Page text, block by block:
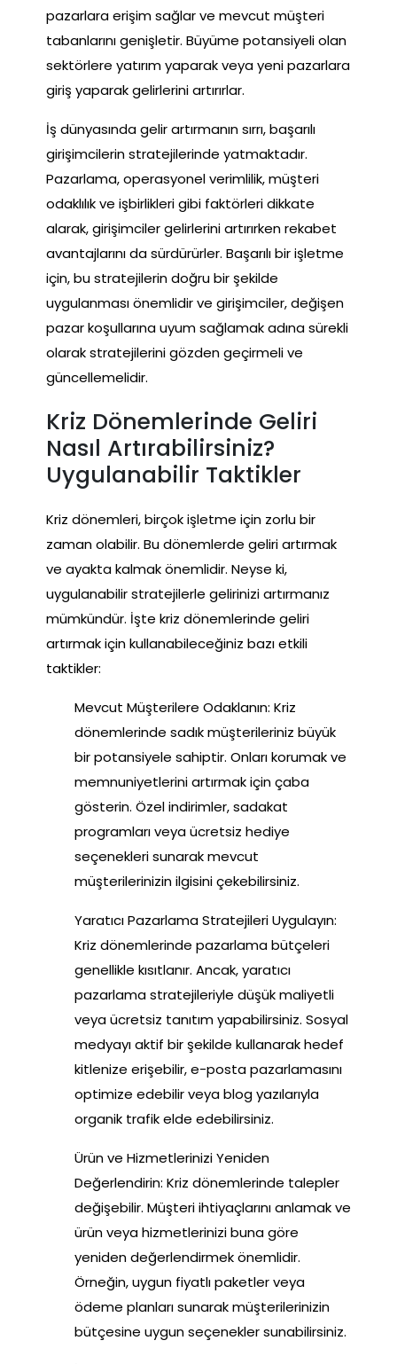
pazarlara erişim sağlar ve mevcut müşteri
tabanlarını genişletir. Büyüme potansiyeli olan
sektörlere yatırım yaparak veya yeni pazarlara
giriş yaparak gelirlerini artırırlar.
İş dünyasında gelir artırmanın sırrı, başarılı
girişimcilerin stratejilerinde yatmaktadır.
Pazarlama, operasyonel verimlilik, müşteri
odaklılık ve işbirlikleri gibi faktörleri dikkate
alarak, girişimciler gelirlerini artırırken rekabet
avantajlarını da sürdürürler. Başarılı bir işletme
için, bu stratejilerin doğru bir şekilde
uygulanması önemlidir ve girişimciler, değişen
pazar koşullarına uyum sağlamak adına sürekli
olarak stratejilerini gözden geçirmeli ve
güncellemelidir.
Kriz Dönemlerinde Geliri
Nasıl Artırabilirsiniz?
Uygulanabilir Taktikler
Kriz dönemleri, birçok işletme için zorlu bir
zaman olabilir. Bu dönemlerde geliri artırmak
ve ayakta kalmak önemlidir. Neyse ki,
uygulanabilir stratejilerle gelirinizi artırmanız
mümkündür. İşte kriz dönemlerinde geliri
artırmak için kullanabileceğiniz bazı etkili
taktikler:
Mevcut Müşterilere Odaklanın: Kriz
dönemlerinde sadık müşterileriniz büyük
bir potansiyele sahiptir. Onları korumak ve
memnuniyetlerini artırmak için çaba
gösterin. Özel indirimler, sadakat
programları veya ücretsiz hediye
seçenekleri sunarak mevcut
müşterilerinizin ilgisini çekebilirsiniz.
Yaratıcı Pazarlama Stratejileri Uygulayın:
Kriz dönemlerinde pazarlama bütçeleri
genellikle kısıtlanır. Ancak, yaratıcı
pazarlama stratejileriyle düşük maliyetli
veya ücretsiz tanıtım yapabilirsiniz. Sosyal
medyayı aktif bir şekilde kullanarak hedef
kitlenize erişebilir, e-posta pazarlamasını
optimize edebilir veya blog yazılarıyla
organik trafik elde edebilirsiniz.
Ürün ve Hizmetlerinizi Yeniden
Değerlendirin: Kriz dönemlerinde talepler
değişebilir. Müşteri ihtiyaçlarını anlamak ve
ürün veya hizmetlerinizi buna göre
yeniden değerlendirmek önemlidir.
Örneğin, uygun fiyatlı paketler veya
ödeme planları sunarak müşterilerinizin
bütçesine uygun seçenekler sunabilirsiniz.